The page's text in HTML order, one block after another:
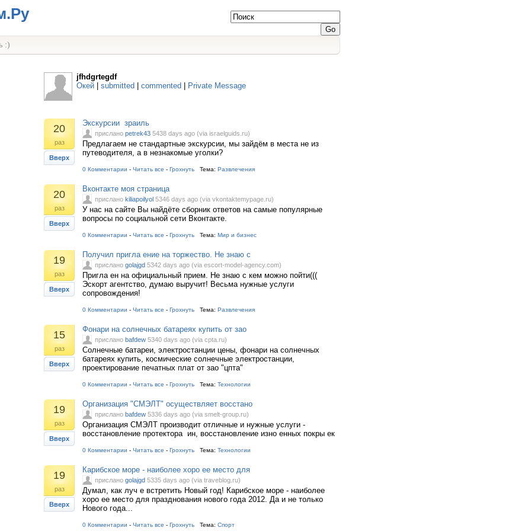
:)
jfhdgrtegdf
Окей
submitted commented Private Message
20
раз
Вверх
Экскурсии зраиль
прислано petrek43 5438 days ago (via israelguids.ru)
Предлагаем не стандартные экскурсии, мы зайдём в места не из
путеводителя, а в незнакомые уголки?
0 Комментарии - Читать все - Грохнуть Тема: Развлечения
20
раз
Вверх
Вконтакте моя страница
прислано kiliapoilyol 5346 days ago (via vkontaktemypage.ru)
У нас на сайте Вы найдёте сборник ответов на самые популярные
вопросы по социальной сети Вконтакте.
0 Комментарии - Читать все - Грохнуть Тема: Мир и бизнес
19
раз
Вверх
Получил пригла ение на торжество. Не знаю с
прислано golajgd 5342 days ago (via escort-model-agency.com)
Пригла ен на официальный прием. Не знаю с кем можно пойти(((
Эскорт агентство, думаю выручит! Весьма нужные услуги
сопровождения!
0 Комментарии - Читать все - Грохнуть Тема: Развлечения
15
раз
Вверх
Фонари на солнечных батареях купить от зао
прислано bafdew 5340 days ago (via cpta.ru)
Солнечные батареи, электростанции цены, фонари на солнечных
батареях купить, космические солнечные электростанции,
проектирование печатных плат от зао "цпта"
0 Комментарии - Читать все - Грохнуть Тема: Технологии
19
раз
Вверх
Организация "СМЭЛТ" осуществляет восстано
прислано bafdew 5336 days ago (via smelt-group.ru)
Организация СМЭЛТ производит отличные и нужные услуги -
восстановление протектора ин, восстановление изно енных покры ек
0 Комментарии - Читать все - Грохнуть Тема: Технологии
19
раз
Вверх
Карибское море - наиболее хоро ее место для
прислано golajgd 5335 days ago (via traveblog.ru)
Думал, как луч е встретить Новый год! Карибское море - наиболее
хоро ее место для празднования нового года 2012. Да и не только
Нового года...
0 Комментарии - Читать все - Грохнуть Тема: Спорт